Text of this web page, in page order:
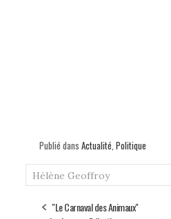
Publié dans Actualité, Politique
Hélène Geoffroy
"Le Carnaval des Animaux"